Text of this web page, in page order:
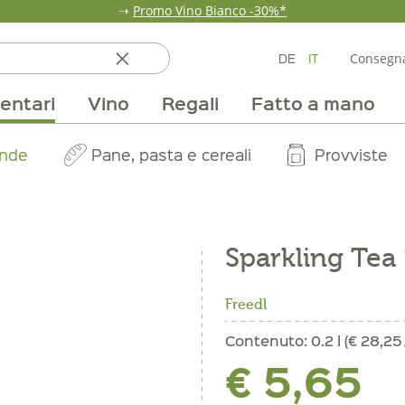
➝ Promo Vino Bianco -30%*
DE IT
Vino Regali Fatto a mano
Mondo delle fragole Mondo delle
Pane, pasta e cereali Provviste
Occasione Selezioni vino
Borse e confezioni
& fragranze
Team Nostri mercati Pur Exclusive Online
Sparkling
Freedl
Contenuto:0.2 l (€ 28,25
€ 5,65